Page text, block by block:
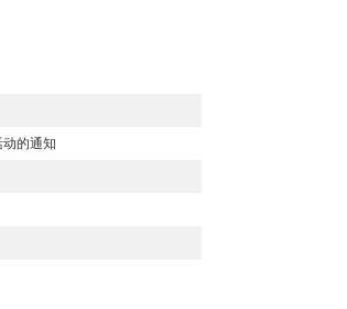
的通知